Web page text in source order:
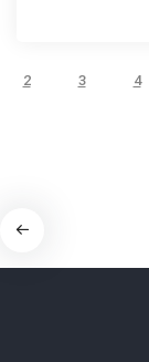
2 3 4